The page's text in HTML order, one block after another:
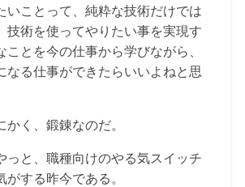
いことって、純粋な技術だけでは
技術を使ってやりたい事を実現す
ことを今の仕事から学びながら、
なる仕事ができたらいいよねと思
く、鍛錬なのだ。
っと、職種向けのやる気スイッチ
する昨今である。